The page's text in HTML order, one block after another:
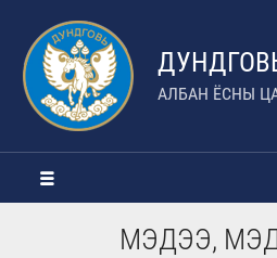
АЛБАН ЁСНЫ
МЭДЭЭ,